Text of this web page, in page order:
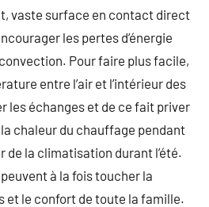
vaste surface en contact direct
les pertes d’énergie
Pour faire plus facile,
entre l’air et l’intérieur des
les échanges et de ce fait priver
la chaleur du chauffage pendant
de la climatisation durant l’été.
à la fois toucher la
et le confort de toute la famille.